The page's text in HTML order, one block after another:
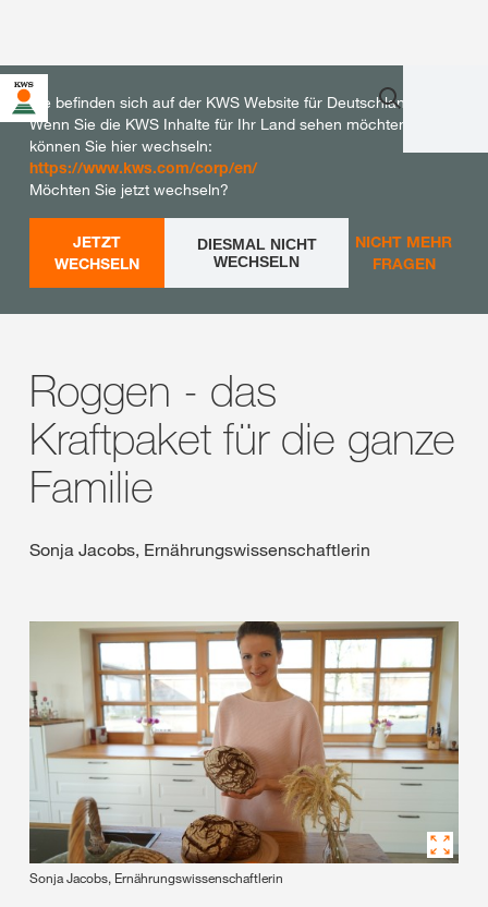
Sie befinden sich auf der KWS Website für Deutschland.
Wenn Sie die KWS Inhalte für Ihr Land sehen möchten,
können Sie hier wechseln:
https://www.kws.com/corp/en/
Möchten Sie jetzt wechseln?
JETZT
WECHSELN
DIESMAL NICHT
WECHSELN
NICHT MEHR
FRAGEN
Roggen - das
Kraftpaket für die ganze
Familie
Sonja Jacobs, Ernährungswissenschaftlerin
Sonja Jacobs, Ernährungswissenschaftlerin